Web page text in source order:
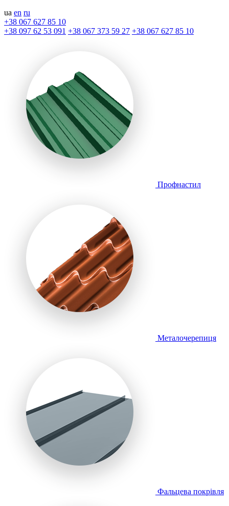
ua en ru
+38 067 627 85 10
+38 097 62 53 091 +38 067 373 59 27 +38 067 627 85 10
Профнастил
Металочерепиця
Фальцева покрівля